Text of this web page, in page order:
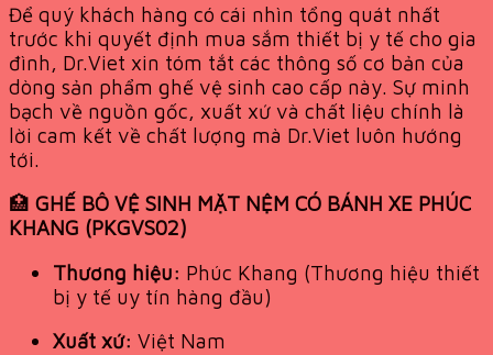
Để quý khách hàng có cái nhìn tổng quát nhất
trước khi quyết định mua sắm thiết bị y tế cho gia
đình, Dr.Viet xin tóm tắt các thông số cơ bản của
dòng sản phẩm ghế vệ sinh cao cấp này. Sự minh
bạch về nguồn gốc, xuất xứ và chất liệu chính là
lời cam kết về chất lượng mà Dr.Viet luôn hướng
tới.
🏥 GHẾ BÔ VỆ SINH MẶT NỆM CÓ BÁNH XE PHÚC
KHANG (PKGVS02)
Thương hiệu: Phúc Khang (Thương hiệu thiết
bị y tế uy tín hàng đầu)
Xuất xứ: Việt Nam